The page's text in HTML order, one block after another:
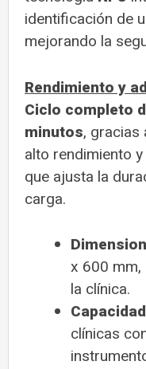
identificación de
mejorando la
Rendimiento y
Ciclo completo
minutos, gracias
alto rendimiento
que ajusta la
carga.
x 600
la clínica.
clínicas